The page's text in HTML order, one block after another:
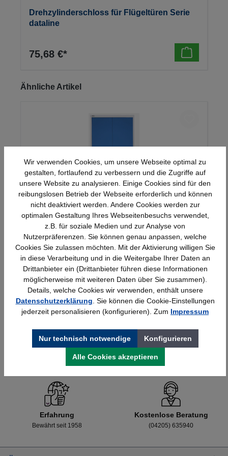
Drehzylinderschloss für Flügeltüren Serie
dataline
75,68 €*
Produktgalerie überspringen
Ähnliche Artikel
Stahl-Flügeltürenschrank Serie 950
428,40 €* Details
Schnelle Lieferung
Bundesweit
Topmarken
Faire Preise
Erfahrung
Bewährt seit 1958
Kostenlose Beratung
(04205) 635940
Wir verwenden Cookies, um unsere Webseite optimal zu
gestalten, fortlaufend zu verbessern und die Zugriffe auf
unsere Website zu analysieren. Einige Cookies sind für den
reibungslosen Betrieb der Webseite erforderlich und können
nicht deaktiviert werden. Andere Cookies werden zur
optimalen Gestaltung Ihres Webseitenbesuchs verwendet,
z.B. für soziale Medien und zur Analyse von
Nutzerpräferenzen. Sie können genau anpassen, welche
Cookies Sie zulassen möchten. Mit der Aktivierung willigen Sie
in diese Verarbeitung und in die Weitergabe Ihrer Daten an
Drittanbieter ein (Drittanbieter führen diese Informationen
möglicherweise mit weiteren Daten über Sie zusammen).
Details, welche Cookies wir verwenden, enthält unsere
Datenschutzerklärung . Sie können die Cookie-Einstellungen
jederzeit personalisieren (konfigurieren). Zum Impressum
Nur technisch notwendige Konfigurieren
Alle Cookies akzeptieren